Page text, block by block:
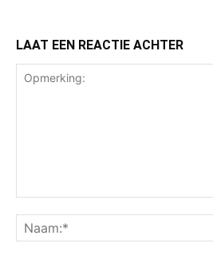
LAAT EEN REACTIE ACHTER